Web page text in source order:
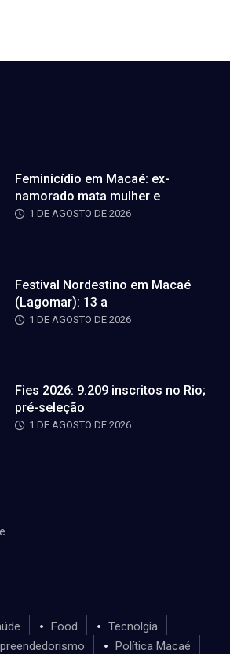
Feminicídio em Macaé: ex-
namorado mata mulher e
1 DE AGOSTO DE 2026
Festival Nordestino em Macaé
(Lagomar): 13 a
1 DE AGOSTO DE 2026
Fies 2026: 9.209 inscritos no Rio;
pré-seleção
1 DE AGOSTO DE 2026
Food
Tecnolgia
Política Macaé